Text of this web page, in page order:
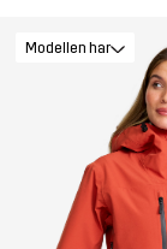
Modellen har